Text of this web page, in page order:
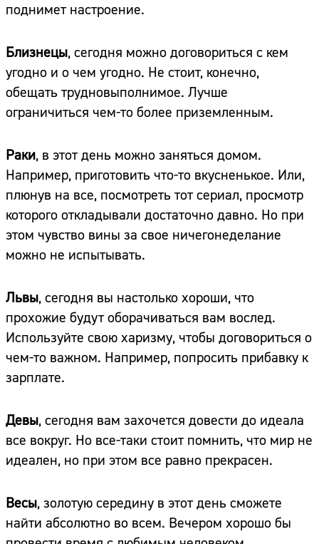
поднимет настроение.
Близнецы, сегодня можно договориться с кем
угодно и о чем угодно. Не стоит, конечно,
обещать трудновыполнимое. Лучше
ограничиться чем-то более приземленным.
Раки, в этот день можно заняться домом.
Например, приготовить что-то вкусненькое. Или,
плюнув на все, посмотреть тот сериал, просмотр
которого откладывали достаточно давно. Но при
этом чувство вины за свое ничегонеделание
можно не испытывать.
Львы, сегодня вы настолько хороши, что
прохожие будут оборачиваться вам вослед.
Используйте свою харизму, чтобы договориться о
чем-то важном. Например, попросить прибавку к
зарплате.
Девы, сегодня вам захочется довести до идеала
все вокруг. Но все-таки стоит помнить, что мир не
идеален, но при этом все равно прекрасен.
Весы, золотую середину в этот день сможете
найти абсолютно во всем. Вечером хорошо бы